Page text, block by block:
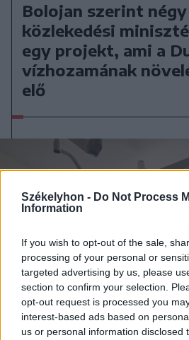
Székelyhon - Do Not Process
Information
If you wish to opt-out of the sale,
processing of your personal or
targeted advertising by us, please
section to confirm your selection.
opt-out request is processed you
interest-based ads based on
us or personal information disclosed
Bolojan szerint négy
közlekedési
egy projekt, ami a
vízhozamának
elő